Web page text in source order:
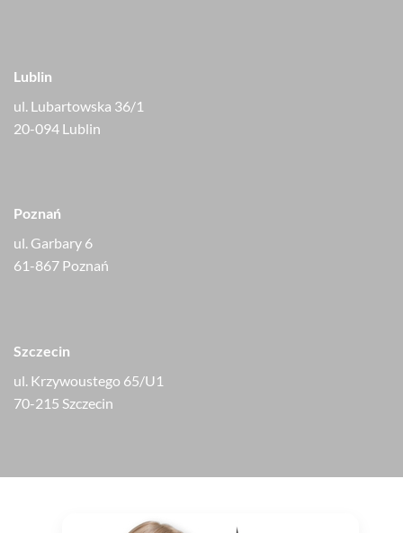
Lublin
ul. Lubartowska 36/1
20-094 Lublin
Poznań
ul. Garbary 6
61-867 Poznań
Szczecin
ul. Krzywoustego 65/U1
70-215 Szczecin